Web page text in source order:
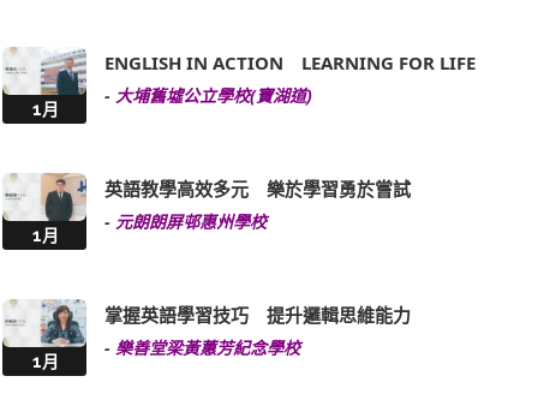
1月
ENGLISH IN ACTION LEARNING FOR LIFE
- 大埔舊墟公立學校(寶湖道)
1月
英語教學高效多元 樂於學習勇於嘗試
- 元朗朗屏邨惠州學校
1月
掌握英語學習技巧 提升邏輯思維能力
- 樂善堂梁黃蕙芳紀念學校